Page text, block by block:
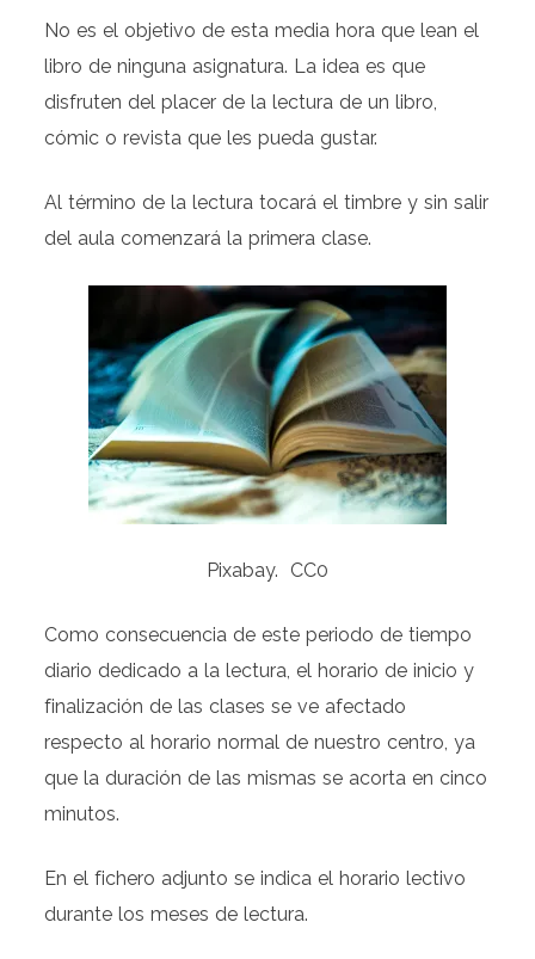
No es el objetivo de esta media hora que lean el
libro de ninguna asignatura. La idea es que
disfruten del placer de la lectura de un libro,
cómic o revista que les pueda gustar.
Al término de la lectura tocará el timbre y sin salir
del aula comenzará la primera clase.
Pixabay. CC0
Como consecuencia de este periodo de tiempo
diario dedicado a la lectura, el horario de inicio y
finalización de las clases se ve afectado
respecto al horario normal de nuestro centro, ya
que la duración de las mismas se acorta en cinco
minutos.
En el fichero adjunto se indica el horario lectivo
durante los meses de lectura.